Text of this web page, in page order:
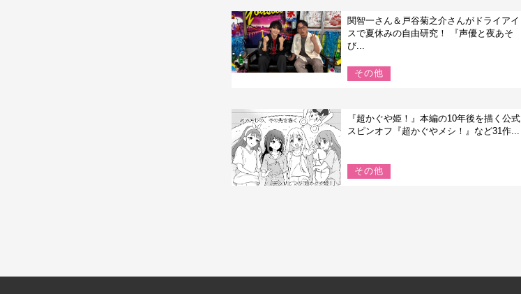
関智一さん＆戸谷菊之介さんがドライアイ
スで夏休みの自由研究！ 『声優と夜あそ
び...
その他
『超かぐや姫！』本編の10年後を描く公式
スピンオフ『超かぐやメシ！』など31作...
その他